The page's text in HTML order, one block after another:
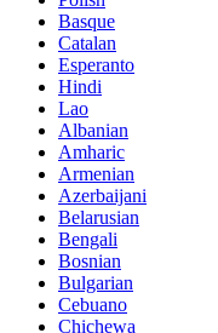
Basque
Catalan
Esperanto
Hindi
Lao
Albanian
Amharic
Armenian
Azerbaijani
Belarusian
Bengali
Bosnian
Bulgarian
Cebuano
Chichewa